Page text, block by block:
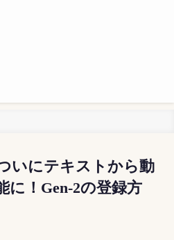
いにテキストから動
に！Gen-2の登録方